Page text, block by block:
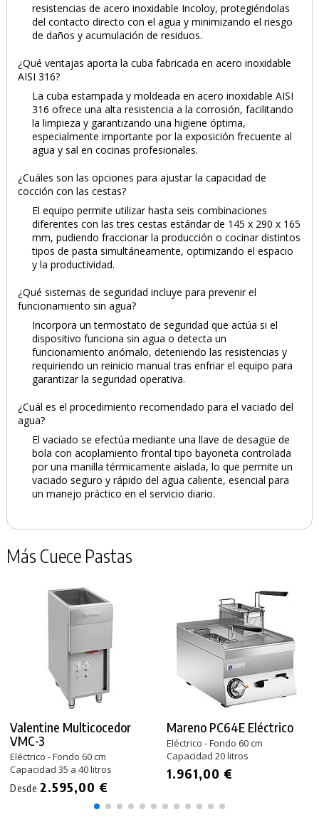
resistencias de acero inoxidable Incoloy, protegiéndolas
del contacto directo con el agua y minimizando el riesgo
de daños y acumulación de residuos.
¿Qué ventajas aporta la cuba fabricada en acero inoxidable
AISI 316?
La cuba estampada y moldeada en acero inoxidable AISI
316 ofrece una alta resistencia a la corrosión, facilitando
la limpieza y garantizando una higiene óptima,
especialmente importante por la exposición frecuente al
agua y sal en cocinas profesionales.
¿Cuáles son las opciones para ajustar la capacidad de
cocción con las cestas?
El equipo permite utilizar hasta seis combinaciones
diferentes con las tres cestas estándar de 145 x 290 x 165
mm, pudiendo fraccionar la producción o cocinar distintos
tipos de pasta simultáneamente, optimizando el espacio
y la productividad.
¿Qué sistemas de seguridad incluye para prevenir el
funcionamiento sin agua?
Incorpora un termostato de seguridad que actúa si el
dispositivo funciona sin agua o detecta un
funcionamiento anómalo, deteniendo las resistencias y
requiriendo un reinicio manual tras enfriar el equipo para
garantizar la seguridad operativa.
¿Cuál es el procedimiento recomendado para el vaciado del
agua?
El vaciado se efectúa mediante una llave de desagüe de
bola con acoplamiento frontal tipo bayoneta controlada
por una manilla térmicamente aislada, lo que permite un
vaciado seguro y rápido del agua caliente, esencial para
un manejo práctico en el servicio diario.
Más Cuece Pastas
Valentine Multicocedor
VMC-3
Eléctrico - Fondo 60 cm
Capacidad 35 a 40 litros
Desde 2.595,00 €
Mareno PC64E Eléctrico
Eléctrico - Fondo 60 cm
Capacidad 20 litros
1.961,00 €